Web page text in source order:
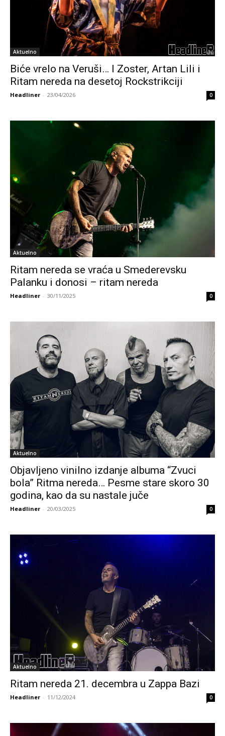
Aktuelno
Biće vrelo na Veruši… I Zoster, Artan Lili i
Ritam nereda na desetoj Rockstrikciji
Headliner - 23/04/2026 0
Aktuelno
Ritam nereda se vraća u Smederevsku
Palanku i donosi – ritam nereda
Headliner - 30/11/2025 0
Aktuelno
Objavljeno vinilno izdanje albuma “Zvuci
bola” Ritma nereda… Pesme stare skoro 30
godina, kao da su nastale juče
Headliner - 20/03/2025 0
Aktuelno
Ritam nereda 21. decembra u Zappa Bazi
Headliner - 11/12/2024 0